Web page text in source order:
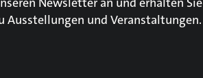
und Veranstaltungen.